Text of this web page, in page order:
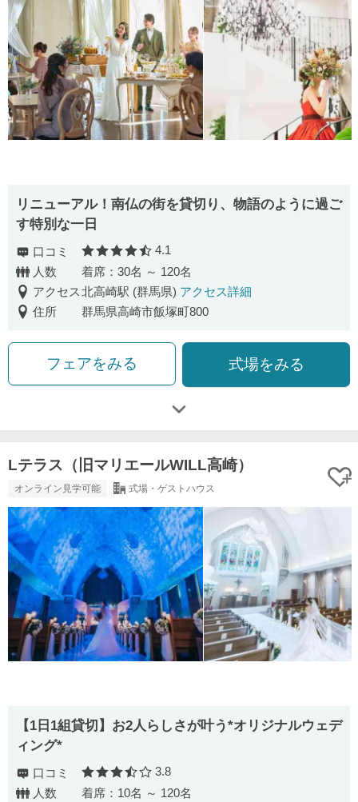
リニューアル！南仏の街を貸切り、物語のように過ご
す特別な一日
口コミ 口コミ評価
4.1
人数
着席：30名 ～ 120名
アクセス北高崎駅 (群馬県) アクセス詳細
住所
群馬県高崎市飯塚町800
フェアをみる 式場をみる
Lテラス（旧マリエールWILL高崎）
オンライン見学可能 式場・ゲストハウス
【1日1組貸切】お2人らしさが叶う*オリジナルウェデ
ィング*
口コミ 口コミ評価
3.8
人数
着席：10名 ～ 120名